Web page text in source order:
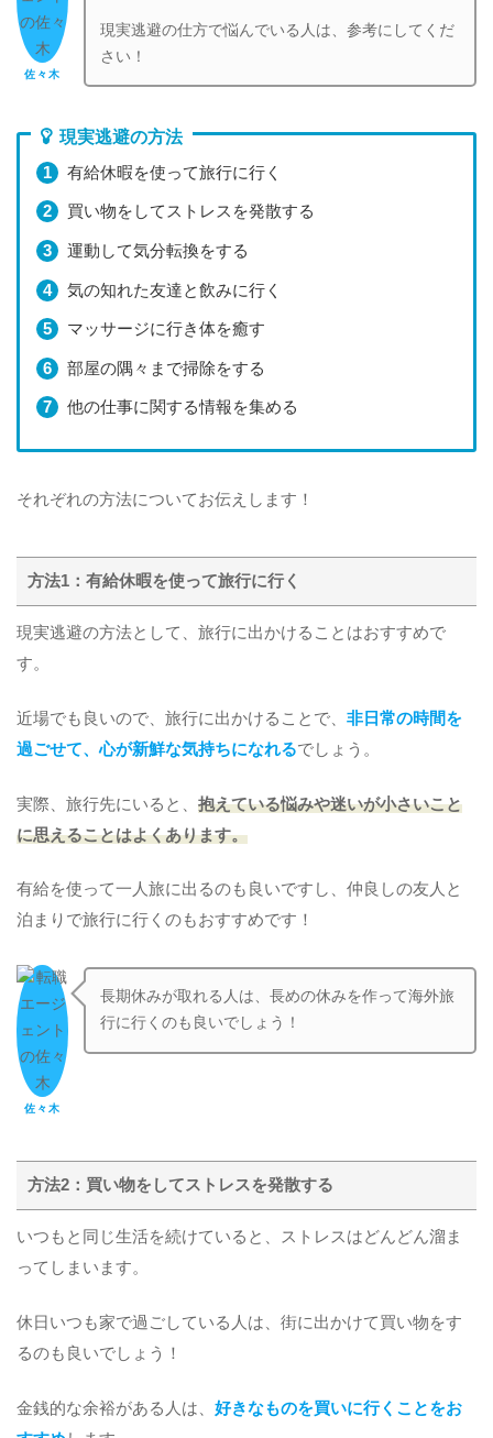
佐々木
現実逃避の仕方で悩んでいる人は、参考にしてくだ
さい！
現実逃避の方法
有給休暇を使って旅行に行く
買い物をしてストレスを発散する
運動して気分転換をする
気の知れた友達と飲みに行く
マッサージに行き体を癒す
部屋の隅々まで掃除をする
他の仕事に関する情報を集める
それぞれの方法についてお伝えします！
方法1：有給休暇を使って旅行に行く
現実逃避の方法として、旅行に出かけることはおすすめで
す。
近場でも良いので、旅行に出かけることで、 非日常の時間を
過ごせて、心が新鮮な気持ちになれるでしょう。
実際、旅行先にいると、 抱えている悩みや迷いが小さいこと
に思えることはよくあります。
有給を使って一人旅に出るのも良いですし、仲良しの友人と
泊まりで旅行に行くのもおすすめです！
佐々木
長期休みが取れる人は、長めの休みを作って海外旅
行に行くのも良いでしょう！
方法2：買い物をしてストレスを発散する
いつもと同じ生活を続けていると、ストレスはどんどん溜ま
ってしまいます。
休日いつも家で過ごしている人は、街に出かけて買い物をす
るのも良いでしょう！
金銭的な余裕がある人は、 好きなものを買いに行くことをお